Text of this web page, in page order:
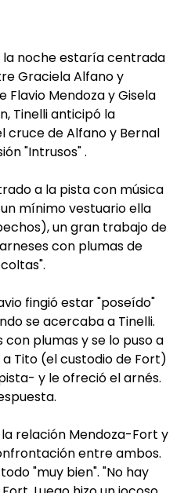
noche estaría centrada
Graciela Alfano y
Flavio Mendoza y Gisela
Tinelli anticipó la
cruce de Alfano y Bernal
"Intrusos" .
a la pista con música
mínimo vestuario ella
un gran trabajo de
con plumas de
fingió estar "poseído"
se acercaba a Tinelli.
con plumas y se lo puso a
Tito (el custodio de Fort)
y le ofreció el arnés.
relación Mendoza-Fort y
entre ambos.
"muy bien". "No hay